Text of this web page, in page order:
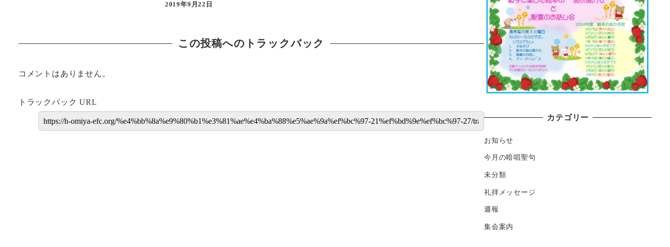
2019年9月22日
この投稿へのトラックバック
コメントはありません。
トラックバック URL
カテゴリー
お知らせ
今月の暗唱聖句
未分類
礼拝メッセージ
週報
集会案内